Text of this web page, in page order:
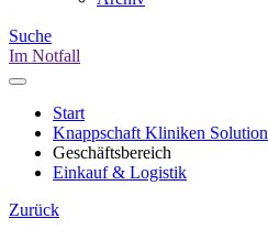
Suche
Im Notfall
Start
Knappschaft Kliniken Solution
Geschäftsbereich
Einkauf & Logistik
Zurück